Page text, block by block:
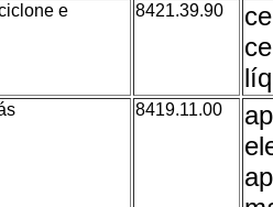
e
8421.39.90
8419.11.00